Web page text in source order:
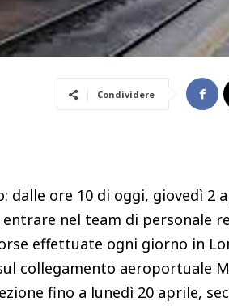
Condividere
ore 10 di oggi, giovedì 2
nel team di personale
effettuate ogni giorno in
collegamento aeroportuale
fino a lunedì 20 aprile,